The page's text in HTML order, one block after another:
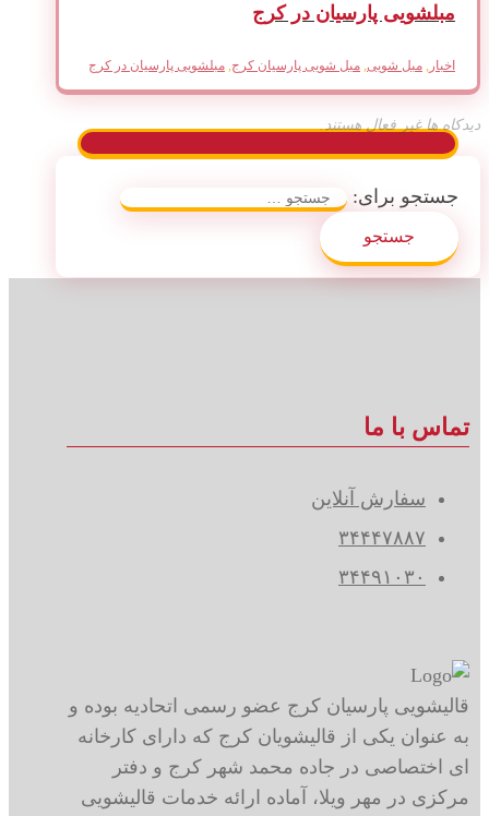
مبلشویی پارسیان در کرج
اخبار مبل شویی مبل شویی پارسیان کرج مبلشویی پارسیان در کرج
دیدکاه ها غیر فعال هستند.
جستجو برای:
تماس با ما
سفارش آنلاین
۳۴۴۴۷۸۸۷
۳۴۴۹۱۰۳۰
قالیشویی پارسیان کرج عضو رسمی اتحادیه بوده و
به عنوان یکی از قالیشویان کرج که دارای کارخانه
ای اختصاصی در جاده محمد شهر کرج و دفتر
مرکزی در مهر ویلا، آماده ارائه خدمات قالیشویی